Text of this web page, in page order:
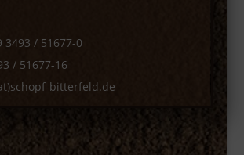
3493 / 51677-0
/ 51677-16
bitterfeld.de